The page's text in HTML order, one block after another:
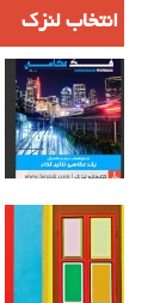
انتخاب لنزک